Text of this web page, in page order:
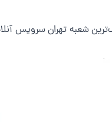
شعبه تهران سرویس